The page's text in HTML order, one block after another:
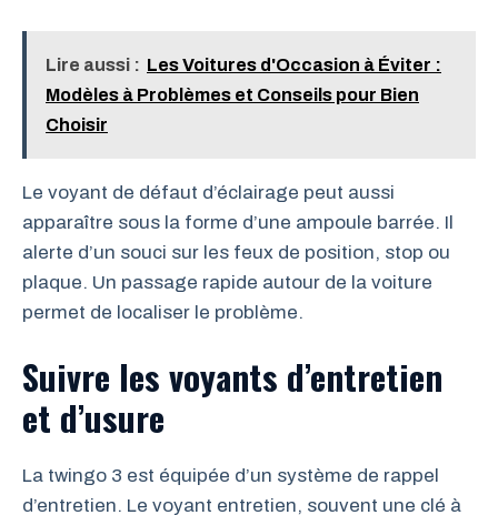
Lire aussi : Les Voitures d'Occasion à Éviter :
Modèles à Problèmes et Conseils pour Bien
Choisir
Le voyant de défaut d’éclairage peut aussi
apparaître sous la forme d’une ampoule barrée. Il
alerte d’un souci sur les feux de position, stop ou
plaque. Un passage rapide autour de la voiture
permet de localiser le problème.
Suivre les voyants d’entretien
et d’usure
La twingo 3 est équipée d’un système de rappel
d’entretien. Le voyant entretien, souvent une clé à